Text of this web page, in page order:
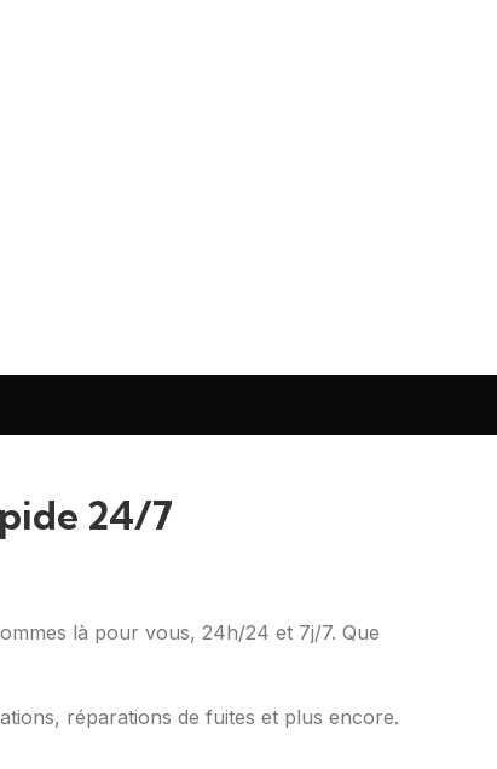
24/7
là pour vous, 24h/24 et 7j/7. Que
réparations de fuites et plus encore.